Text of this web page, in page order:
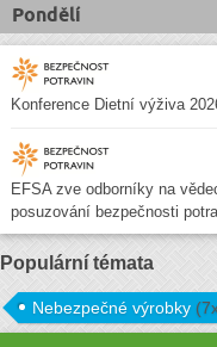
Pondělí
Konference Dietní výživa
EFSA zve odborníky na
posuzování bezpečnosti
Populární témata
Nebezpečné výrobky